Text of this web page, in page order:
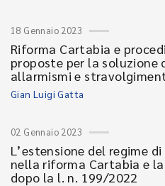
18 Gennaio 2023
Riforma Cartabia e
proposte per la soluzione
allarmismi e
Gian Luigi Gatta
02 Gennaio 2023
L’estensione del regime
nella riforma Cartabia e
dopo la l. n. 199/2022